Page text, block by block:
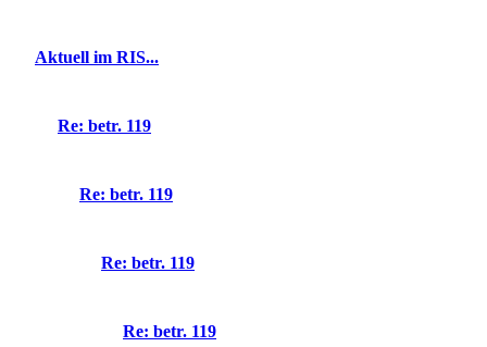
Aktuell im RIS...
Re: betr. 119
Re: betr. 119
Re: betr. 119
Re: betr. 119